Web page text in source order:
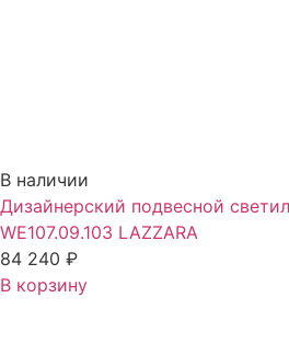
В наличии
Дизайнерский подвесной
WE107.09.103 LAZZARA
84 240 ₽
В корзину